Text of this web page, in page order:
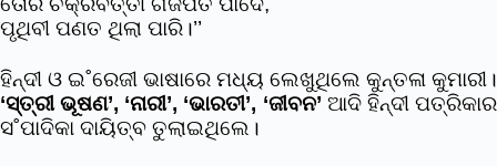
ପୃଥିବୀ ପଣତ ଥିଲା ପାରି।’’
ହିନ୍ଦୀ ଓ ଇ˚ରେଜୀ ଭାଷାରେ ମଧ୍ୟ ଲେଖୁଥିଲେ କୁନ୍ତଳା କୁମାରୀ।
‘ସ୍ତ୍ରୀ ଭୂଷଣ’, ‘ନାରୀ’, ‘ଭାରତୀ’, ‘ଜୀବନ’ ଆଦି ହିନ୍ଦୀ ପତ୍ରିକାର
ସ˚ପାଦିକା ଦାୟିତ୍ବ ତୁଲାଇଥିଲେ।